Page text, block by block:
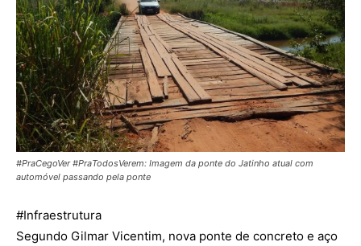
#PraCegoVer #PraTodosVerem: Imagem da ponte do Jatinho atual com
automóvel passando pela ponte
#Infraestrutura
Segundo Gilmar Vicentim, nova ponte de concreto e aço